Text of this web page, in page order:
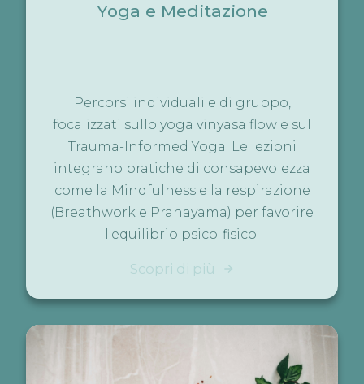
Yoga e Meditazione
Percorsi individuali e di gruppo,
focalizzati sullo yoga vinyasa flow e sul
Trauma-Informed Yoga. Le lezioni
integrano pratiche di consapevolezza
come la Mindfulness e la respirazione
(Breathwork e Pranayama) per favorire
l'equilibrio psico-fisico.
Scopri di più